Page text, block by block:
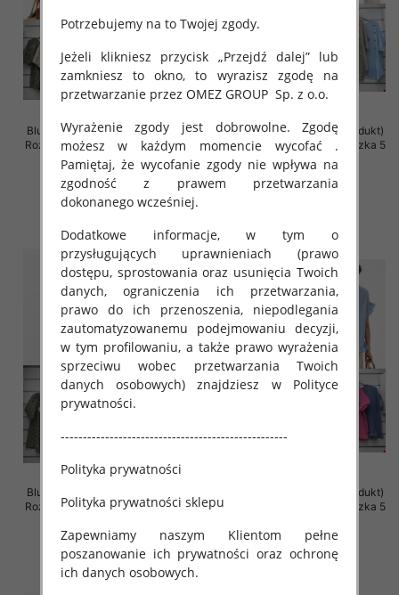
Bluzki damskie (Włoskie produkt)
Roz Standard, Mix Kolor Paczka 5
szt
41.00 zł
szczegóły
Bluzki damskie (Włoskie produkt)
Roz Standard, Mix Kolor Paczka 5
39.00 zł
Bluzki damskie (Włoskie produkt)
Roz Standard, Mix Kolor Paczka 5
34.00 zł
szczegóły
Bluzki damskie (Włoskie produkt)
Roz Standard, Mix Kolor Paczka 5
31.00 zł
Potrzebujemy na to Twojej zgody.
Jeżeli klikniesz przycisk „Przejdź dalej” lub
zamkniesz to okno, to wyrazisz zgodę na
przetwarzanie przez OMEZ GROUP Sp. z o.o.
Wyrażenie zgody jest dobrowolne. Zgodę
możesz w każdym momencie wycofać .
Pamiętaj, że wycofanie zgody nie wpływa na
zgodność z prawem przetwarzania
dokonanego wcześniej.
Dodatkowe informacje, w tym o
przysługujących uprawnieniach (prawo
dostępu, sprostowania oraz usunięcia Twoich
danych, ograniczenia ich przetwarzania,
prawo do ich przenoszenia, niepodlegania
zautomatyzowanemu podejmowaniu decyzji,
w tym profilowaniu, a także prawo wyrażenia
sprzeciwu wobec przetwarzania Twoich
danych osobowych) znajdziesz w Polityce
prywatności.
---------------------------------------------------
Polityka prywatności
Polityka prywatności sklepu
Zapewniamy naszym Klientom pełne
poszanowanie ich prywatności oraz ochronę
ich danych osobowych.